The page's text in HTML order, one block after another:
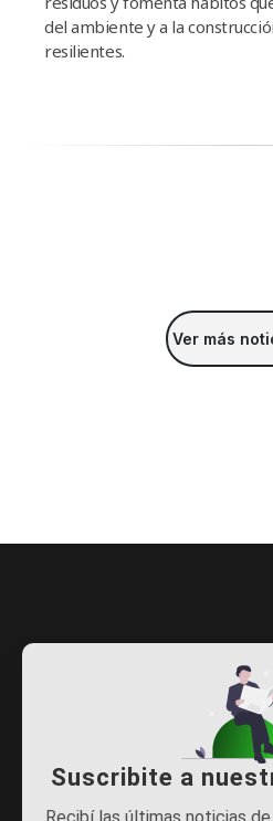
del ambiente y a la
resilientes.
Ver más
Suscribite a
Recibí las últimas noticias